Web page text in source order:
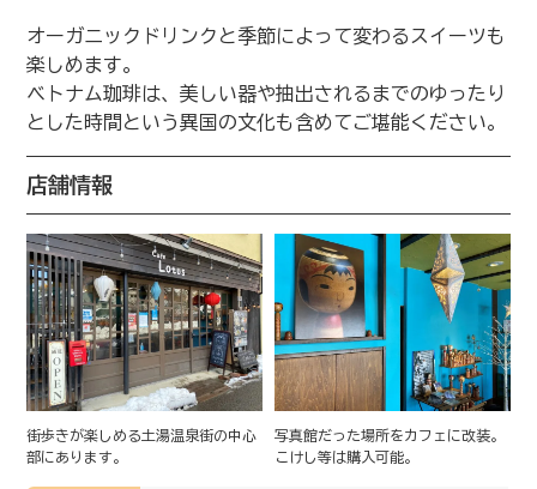
オーガニックドリンクと季節によって変わるスイーツも
楽しめます。
ベトナム珈琲は、美しい器や抽出されるまでのゆったり
とした時間という異国の文化も含めてご堪能ください。
店舗情報
街歩きが楽しめる土湯温泉街の中心
部にあります。
写真館だった場所をカフェに改装。
こけし等は購入可能。